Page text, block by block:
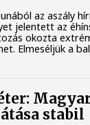
az aszály
jelentett az
okozta
Elmeséljük a
stabil